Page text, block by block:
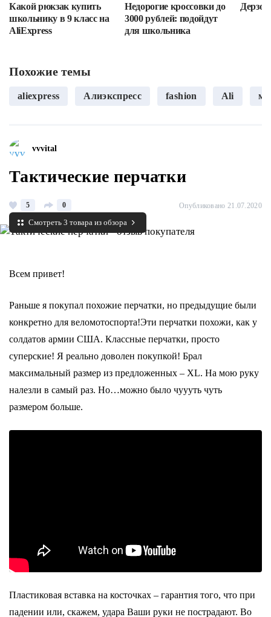
Какой рюкзак купить
школьнику в 9 класс на
AliExpress
Недорогие кроссовки до
3000 рублей: подойдут
для школьника
Похожие темы
aliexpress Алиэкспресс fashion Ali
vvvital
Тактические перчатки
5 0 Опубликовано 21.07.2020
Смотреть 3 товара из обзора
Всем привет!
Раньше я покупал похожие перчатки, но предыдущие были
конкретно для веломотоспорта!Эти перчатки похожи, как у
солдатов армии США. Классные перчатки, просто
суперские! Я реально доволен покупкой! Брал
максимальный размер из предложенных – XL. На мою руку
налезли в самый раз. Но…можно было чуууть чуть
размером больше.
Пластиковая вставка на косточках – гарантия того, что при
падении или, скажем, удара Ваши руки не пострадают. Во